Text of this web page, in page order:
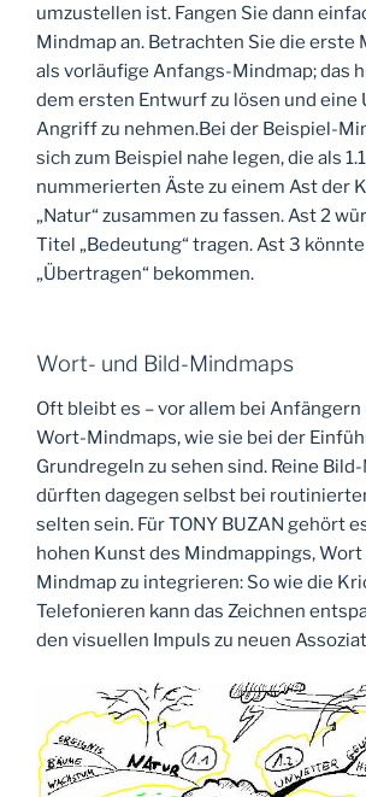
umzustellen ist. Fangen Sie dann
Mindmap an. Betrachten Sie die erste
als vorläufige Anfangs-Mindmap; das
dem ersten Entwurf zu lösen und eine
Angriff zu nehmen.Bei der Beispiel-
sich zum Beispiel nahe legen, die als
nummerierten Äste zu einem Ast der
„Natur“ zusammen zu fassen. Ast 2
Titel „Bedeutung“ tragen. Ast 3
„Übertragen“ bekommen.
Wort- und Bild-Mindmaps
Oft bleibt es – vor allem bei Anfängern
Wort-Mindmaps, wie sie bei der
Grundregeln zu sehen sind. Reine
dürften dagegen selbst bei
selten sein. Für TONY BUZAN gehört
hohen Kunst des Mindmappings,
Mindmap zu integrieren: So wie die
Telefonieren kann das Zeichnen
den visuellen Impuls zu neuen